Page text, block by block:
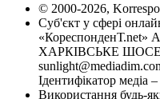
© 2000-2026,
Суб'єкт у сфері
«КореспонденТ.net»
ХАРКІВСЬКЕ ШОСЕ,
Ідентифікатор медіа
Використання будь-